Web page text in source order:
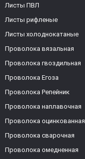
Листы ПВЛ
Листы рифленые
Листы холоднокатаные
Проволока вязальная
Проволока гвоздильная
Проволока Егоза
Проволока Репейник
Проволока наплавочная
Проволока оцинкованная
Проволока сварочная
Проволока омедненная